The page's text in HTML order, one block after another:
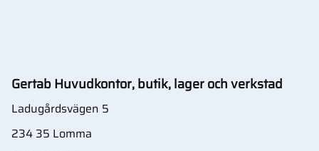
Gertab Huvudkontor, butik, lager och verkstad
Ladugårdsvägen 5
234 35 Lomma